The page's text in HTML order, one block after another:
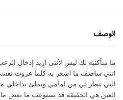
الوصف
ما سأكتبه لك ليس لأنني اريد إدخال
انني سأصف ما اشعر به كلما عروت نفسي
التي تنظر لي من امامي وتملئ بداخلي
العين هي الحقيقة قد تستوعب ما بعض